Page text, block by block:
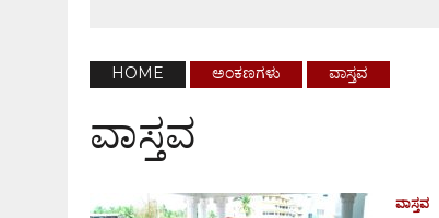
ಆ.28ರಂದು ಸರಪಾಡಿಯಲ್ಲಿ ಸಾಮೂಹಿಕ ಶ್ರೀ
HOME ಅಂಕಣಗಳು ವಾಸ್ತವ
ವಾಸ್ತವ
ವಾಸ್ತವ